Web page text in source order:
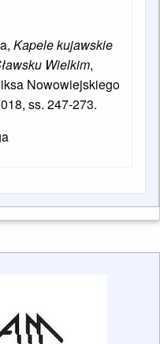
Kapele kujawskie
Wielkim,
Nowowiejskiego
ss. 247-273.